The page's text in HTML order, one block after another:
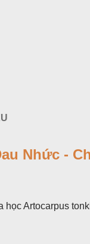
Nhức -
học Artocarpus